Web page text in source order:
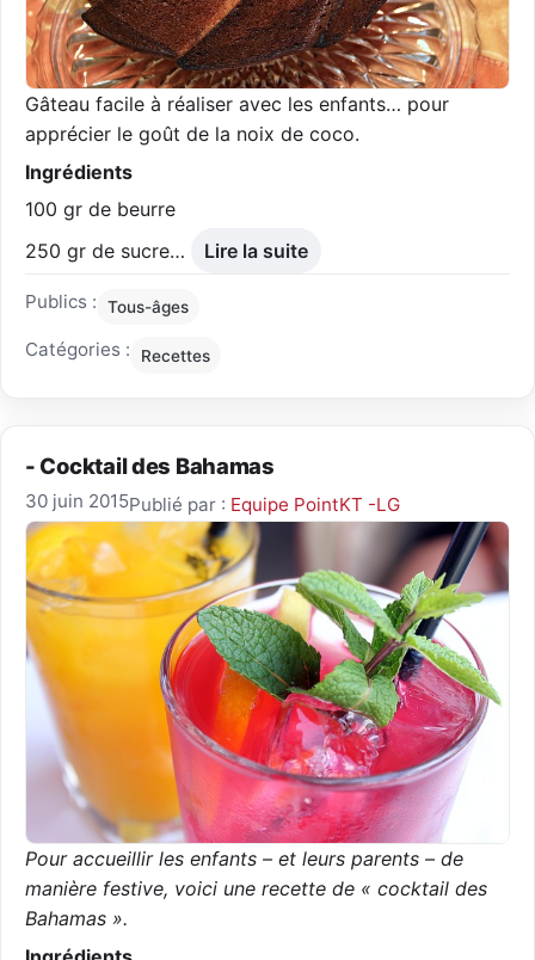
Gâteau facile à réaliser avec les enfants… pour
apprécier le goût de la noix de coco.
Ingrédients
100 gr de beurre
250 gr de sucre…
Lire la suite
Publics : Tous-âges
Catégories : Recettes
- Cocktail des Bahamas
30 juin 2015Publié par : Equipe PointKT -LG
Pour accueillir les enfants – et leurs parents – de
manière festive, voici une recette de « cocktail des
Bahamas ».